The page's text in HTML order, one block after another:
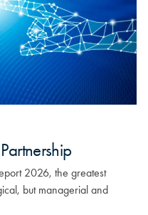
2026, the greatest
but managerial and